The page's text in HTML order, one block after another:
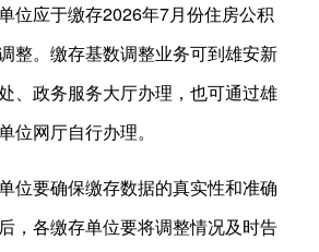
位应于缴存2026年7月份住房公积
整。缴存基数调整业务可到雄安新
、政务服务大厅办理，也可通过雄
位网厅自行办理。
位要确保缴存数据的真实性和准确
，各缴存单位要将调整情况及时告